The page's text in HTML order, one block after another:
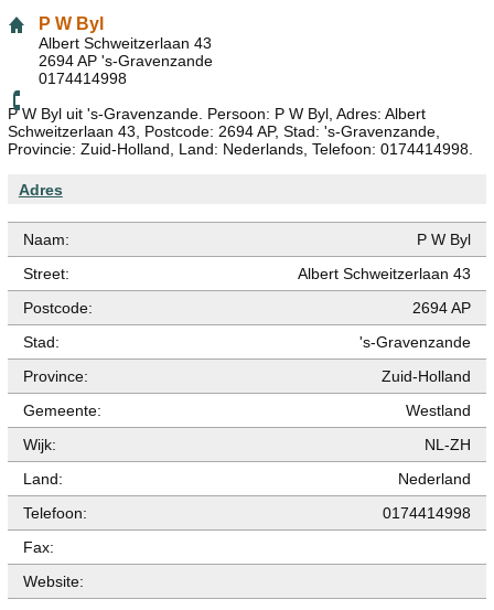
P W Byl
Albert Schweitzerlaan 43
2694 AP 's-Gravenzande
0174414998
P W Byl uit 's-Gravenzande. Persoon: P W Byl, Adres: Albert
Schweitzerlaan 43, Postcode: 2694 AP, Stad: 's-Gravenzande,
Provincie: Zuid-Holland, Land: Nederlands, Telefoon: 0174414998.
Adres
Naam:
P W Byl
Street:
Albert Schweitzerlaan 43
Postcode:
2694 AP
Stad:
's-Gravenzande
Province:
Zuid-Holland
Gemeente:
Westland
Wijk:
NL-ZH
Land:
Nederland
Telefoon:
0174414998
Fax:
Website: